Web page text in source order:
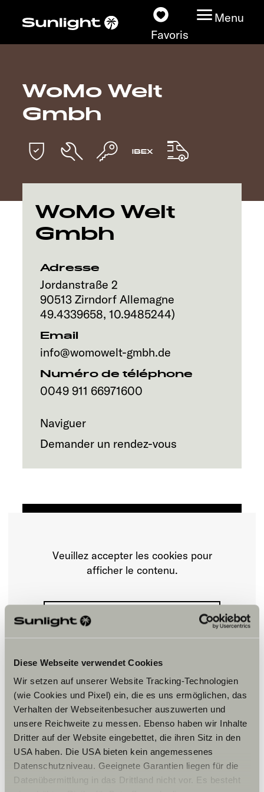
Diese Webseite verwendet Cookies
Wir setzen auf unserer Website Tracking-Technologien
(wie Cookies und Pixel) ein, die es uns ermöglichen, das
Verhalten der Webseitenbesucher auszuwerten und
unsere Reichweite zu messen. Ebenso haben wir Inhalte
Dritter auf der Website eingebettet, die ihren Sitz in den
USA haben. Die USA bieten kein angemessenes
Datenschutzniveau. Geeignete Garantien liegen für die
Datenübermittlung in das Drittland nicht vor. Es besteht
Favoris
Menu
Nos modèles
Recherchez votre
Nos concessionnaires
Découvrir
Service
WoMo Welt
Gmbh
WoMo Welt
Gmbh
Adresse
Jordanstraße 2
90513 Zirndorf Allemagne
49.4339658, 10.9485244)
Email
info@womowelt-gmbh.de
Numéro de téléphone
0049 911 66971600
Naviguer
Demander un rendez-vous
Horaires d'ouverture
FAHRZEUGVERKAUF
Montag – Freitag:
09:00 -18:00 Uhr
Samstag:
Veuillez accepter les cookies pour
afficher le contenu.
Paramètre des cookies